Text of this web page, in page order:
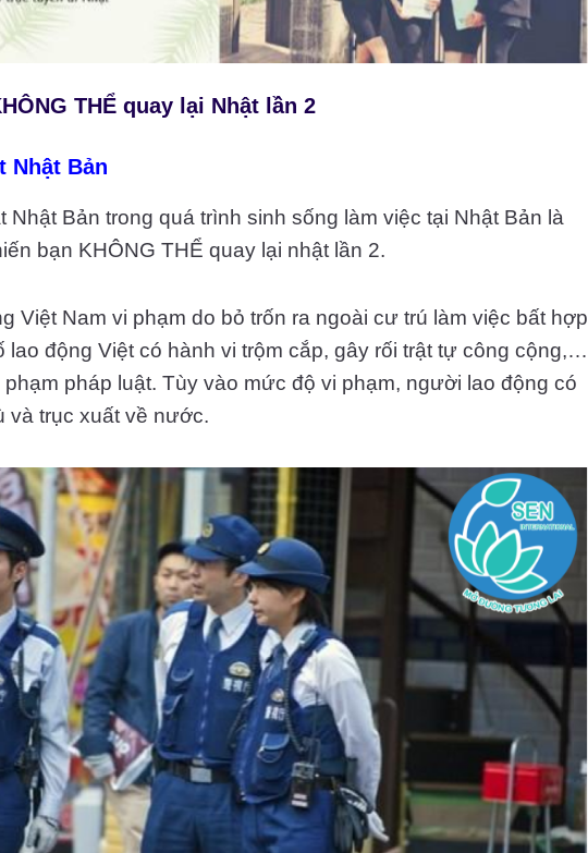
THỂ quay lại Nhật lần 2
Nhật Bản
Nhật Bản trong quá trình sinh sống làm việc tại Nhật Bản là
bạn KHÔNG THỂ quay lại nhật lần 2.
Việt Nam vi phạm do bỏ trốn ra ngoài cư trú làm việc bất hợp
lao động Việt có hành vi trộm cắp, gây rối trật tự công cộng,…
pháp luật. Tùy vào mức độ vi phạm, người lao động có
và trục xuất về nước.